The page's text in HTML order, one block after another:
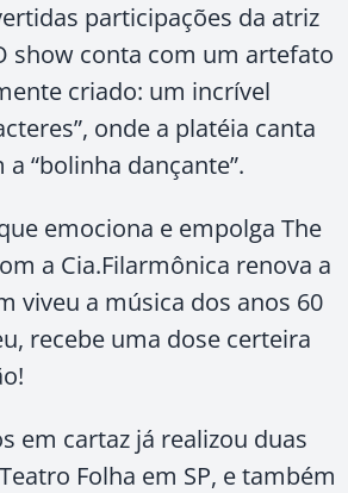
participações da atriz
show conta com um artefato
criado: um incrível
onde a platéia canta
“bolinha dançante”.
emociona e empolga The
a Cia.Filarmônica renova a
viveu a música dos anos 60
recebe uma dose certeira
em cartaz já realizou duas
Folha em SP, e também